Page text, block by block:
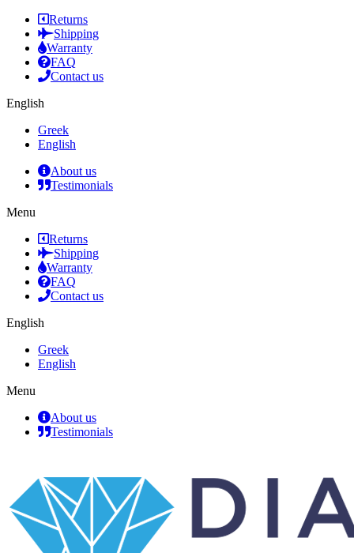
Returns
Shipping
Warranty
FAQ
Contact us
English
Greek
English
About us
Testimonials
Menu
Returns
Shipping
Warranty
FAQ
Contact us
English
Greek
English
Menu
About us
Testimonials